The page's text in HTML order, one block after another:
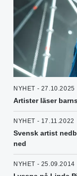
NYHET - 27.10.2025
Artister läser
NYHET - 17.11.2022
Svensk artist
ned
NYHET - 25.09.2014